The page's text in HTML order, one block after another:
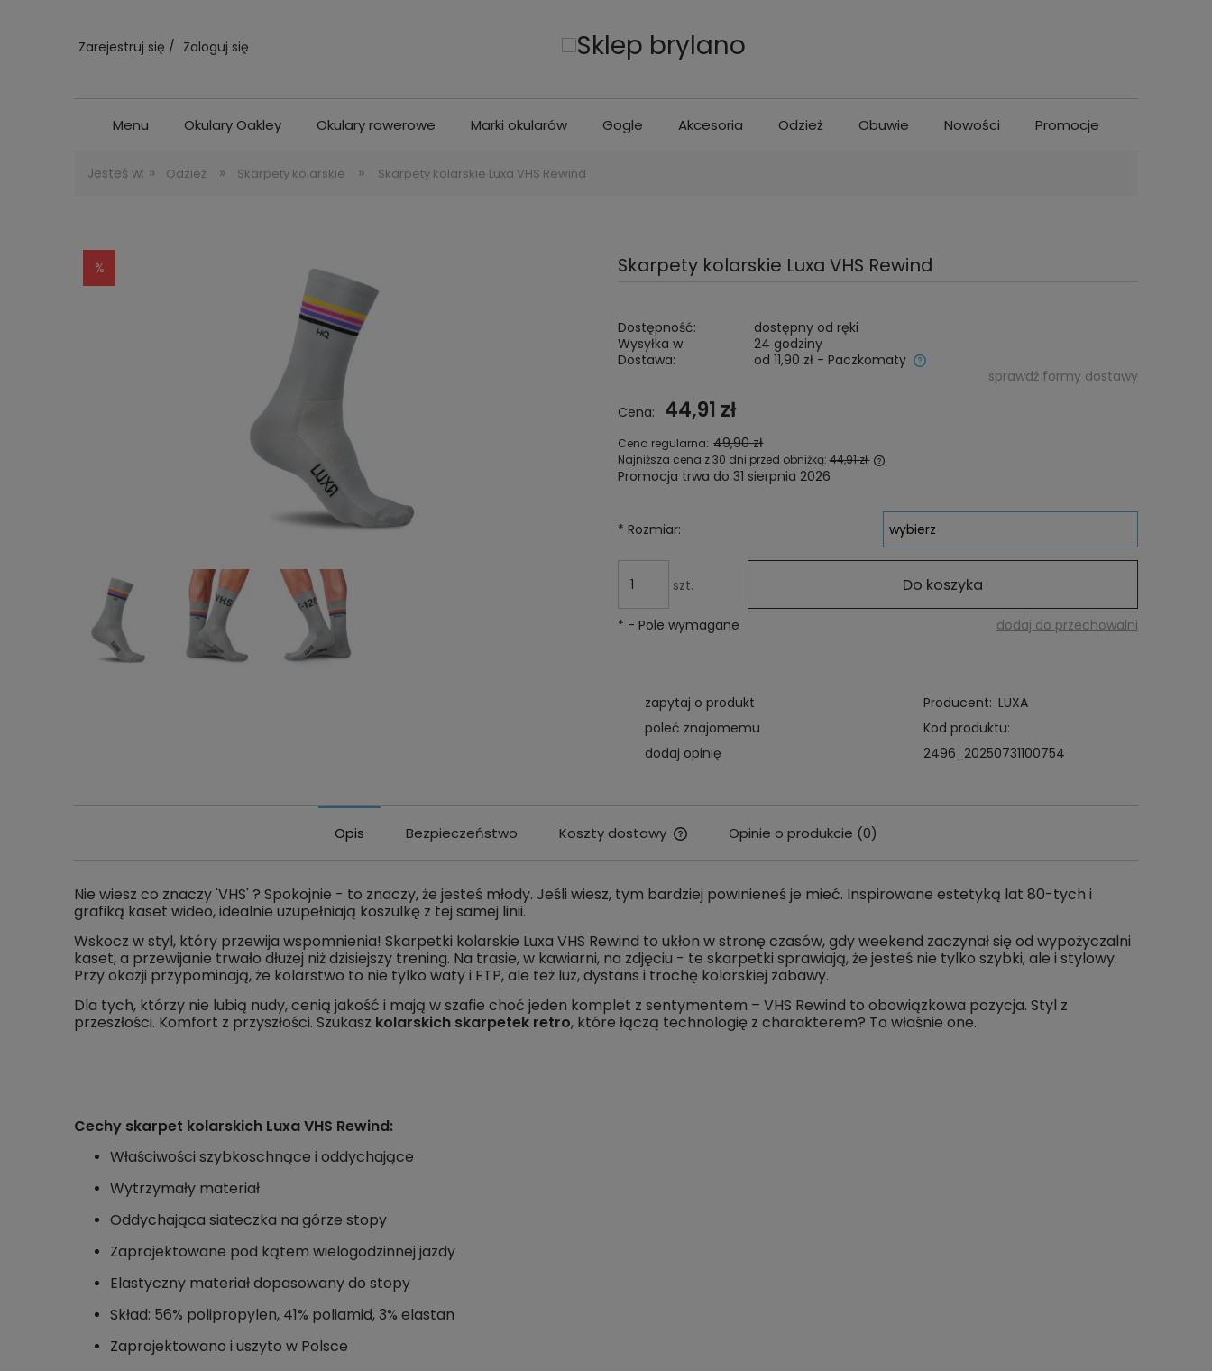
Zarejestruj się Zaloguj się
Menu Okulary Oakley Okulary rowerowe Marki okularów Gogle Akcesoria Odzież Obuwie Nowości Promocje
Jesteś w: » Odzież » Skarpety kolarskie » Skarpety kolarskie Luxa VHS Rewind
Skarpety kolarskie Luxa VHS Rewind
Dostępność:
dostępny od ręki
Wysyłka w:
24 godziny
Dostawa:
od 11,90 zł - Paczkomaty
Cena nie zawiera ewentualnych
kosztów płatności
sprawdź formy dostawy
Cena:
44,91 zł
Cena regularna: 49,90 zł
Najniższa cena z 30 dni przed obniżką:44,91 zł
cena od momentu, kiedy produkt
Promocja trwa do 31 sierpnia 2026
* Rozmiar:
szt. Do koszyka
dodaj do przechowalni
* - Pole wymagane
Producent: LUXA
Kod produktu:
2496_20250731100754
zapytaj o produkt
poleć znajomemu
dodaj opinię
Opis Bezpieczeństwo Koszty dostawy
kosztów płatności
Opinie o produkcie (0)
Nie wiesz co znaczy 'VHS' ? Spokojnie - to znaczy, że jesteś młody. Jeśli wiesz, tym bardziej powinieneś je mieć. Inspirowane estetyką lat 80-tych i
grafiką kaset wideo, idealnie uzupełniają koszulkę z tej samej linii.
Wskocz w styl, który przewija wspomnienia! Skarpetki kolarskie Luxa VHS Rewind to ukłon w stronę czasów, gdy weekend zaczynał się od wypożyczalni
kaset, a przewijanie trwało dłużej niż dzisiejszy trening. Na trasie, w kawiarni, na zdjęciu - te skarpetki sprawiają, że jesteś nie tylko szybki, ale i stylowy.
Przy okazji przypominają, że kolarstwo to nie tylko waty i FTP, ale też luz, dystans i trochę kolarskiej zabawy.
Dla tych, którzy nie lubią nudy, cenią jakość i mają w szafie choć jeden komplet z sentymentem – VHS Rewind to obowiązkowa pozycja. Styl z
przeszłości. Komfort z przyszłości. Szukasz kolarskich skarpetek retro, które łączą technologię z charakterem? To właśnie one.
Cechy skarpet kolarskich Luxa VHS Rewind:
Właściwości szybkoschnące i oddychające
Wytrzymały materiał
Oddychająca siateczka na górze stopy
Zaprojektowane pod kątem wielogodzinnej jazdy
Elastyczny materiał dopasowany do stopy
Skład: 56% polipropylen, 41% poliamid, 3% elastan
Zaprojektowano i uszyto w Polsce